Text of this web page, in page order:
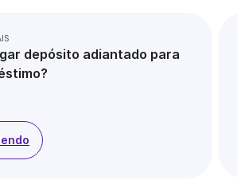
depósito adiantado para